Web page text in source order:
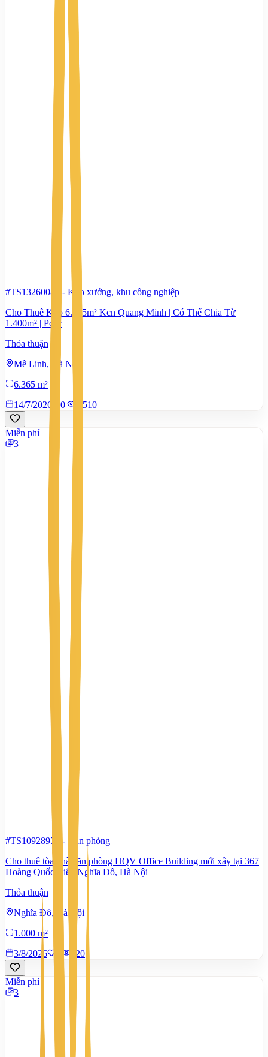
#TS13260085 - Kho xưởng, khu công nghiệp
Cho Thuê Kho 6.365m² Kcn Quang Minh | Có Thể Chia Từ
1.400m² | Pccc
Thỏa thuận
Mê Linh, Hà Nội
6.365 m²
14/7/2026
0| 1.510
Miễn phí
3
#TS10928979 - Văn phòng
Cho thuê tòa nhà văn phòng HQV Office Building mới xây tại 367
Hoàng Quốc Việt, Nghĩa Đô, Hà Nội
Thỏa thuận
Nghĩa Đô, Hà Nội
1.000 m²
3/8/2026
320
Miễn phí
3